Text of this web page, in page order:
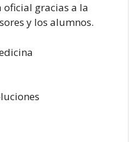
oficial gracias a la
y los alumnos.